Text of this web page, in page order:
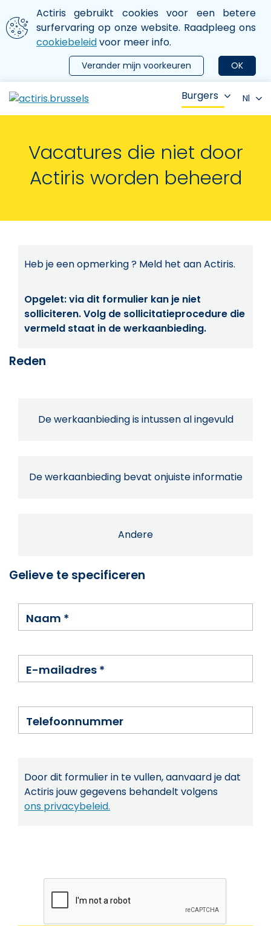
Aller au contenu principal
We gebruiken cookies
Actiris gebruikt cookies voor een betere
surfervaring op onze website. Raadpleeg ons
cookiebeleidvoor meer info.
OK
Verander mijn voorkeuren
le menu
Burgers Nl
Vacatures die niet door
Actiris worden beheerd
Heb je een opmerking ? Meld het aan Actiris.
Opgelet: via dit formulier kan je niet
solliciteren. Volg de sollicitatieprocedure die
vermeld staat in de werkaanbieding.
Reden
De werkaanbieding is intussen al ingevuld
De werkaanbieding bevat onjuiste informatie
Andere
Gelieve te specificeren
Naam *
E-mailadres *
Telefoonnummer
Door dit formulier in te vullen, aanvaard je dat
Actiris jouw gegevens behandelt volgens
ons privacybeleid.